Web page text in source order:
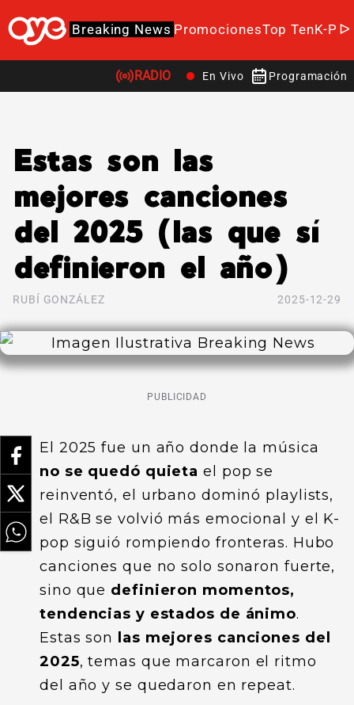
Breaking News PromocionesTop TenK-Pop
RADIO En Vivo Programación
Estas son las
mejores canciones
del 2025 (las que sí
definieron el año)
RUBÍ GONZÁLEZ 2025-12-29
PUBLICIDAD
El 2025 fue un año donde la música
no se quedó quieta el pop se
reinventó, el urbano dominó playlists,
el R&B se volvió más emocional y el K-
pop siguió rompiendo fronteras. Hubo
canciones que no solo sonaron fuerte,
sino que definieron momentos,
tendencias y estados de ánimo.
Estas son
las mejores canciones del
2025, temas que marcaron el ritmo
del año y se quedaron en repeat.